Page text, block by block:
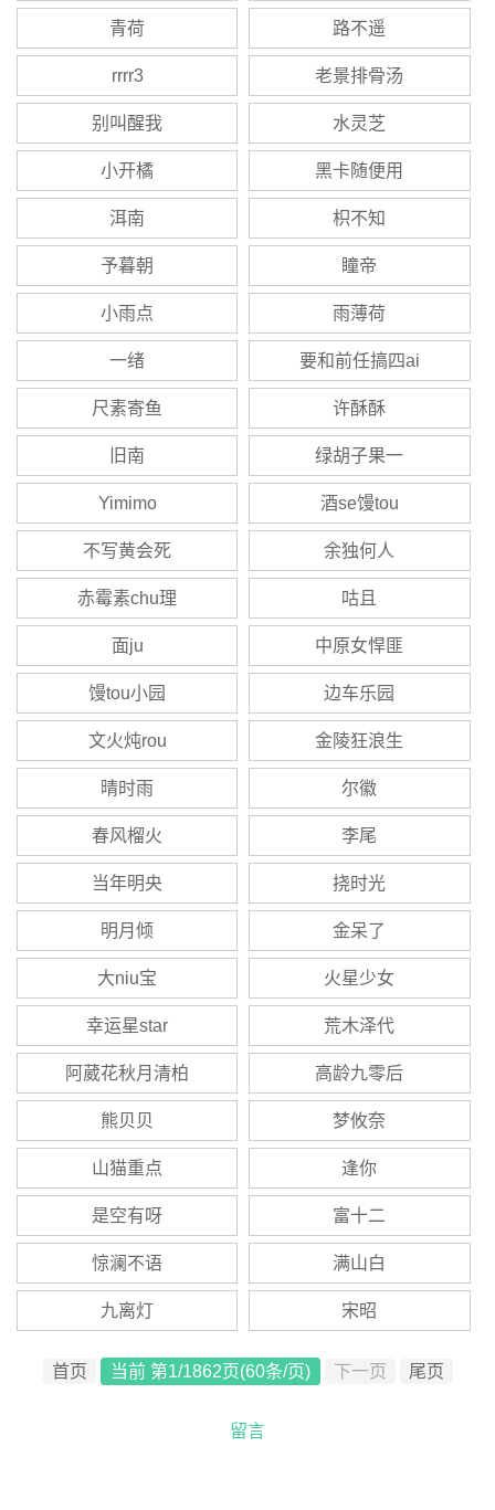
青荷 路不遥
rrrr3 老景排骨汤
别叫醒我 水灵芝
小开橘 黑卡随便用
洱南 枳不知
予暮朝 瞳帝
小雨点 雨薄荷
一绪 要和前任搞四ai
尺素寄鱼 许酥酥
旧南 绿胡子果一
Yimimo 酒se馒tou
不写黄会死 余独何人
赤霉素chu理 咕且
面ju 中原女悍匪
馒tou小园 边车乐园
文火炖rou 金陵狂浪生
晴时雨 尔徽
春风榴火 李尾
当年明央 挠时光
明月倾 金呆了
大niu宝 火星少女
幸运星star 荒木泽代
阿葳花秋月清柏 高龄九零后
熊贝贝 梦攸奈
山猫重点 逢你
是空有呀 富十二
惊澜不语 满山白
九离灯 宋昭
首页 当前 第1/1862页(60条/页) 下一页 尾页
留言